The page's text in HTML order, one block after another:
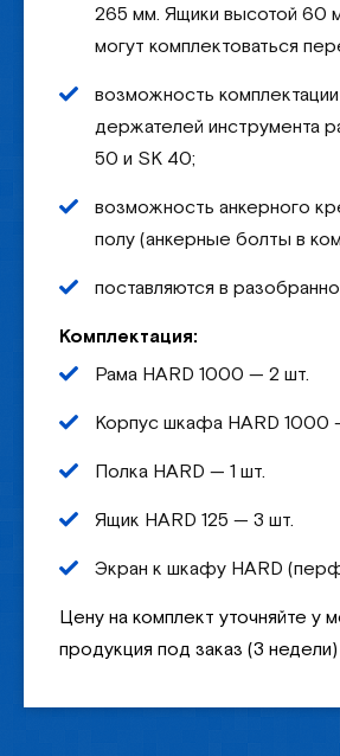
265 мм. Ящики высотой 60
могут комплектоваться
возможность
держателей инструмента
50 и SK 40;
возможность анкерного
полу (анкерные болты в
поставляются в
Комплектация:
Рама HARD 1000 — 2 шт.
Корпус шкафа HARD 1000
Полка HARD — 1 шт.
Ящик HARD 125 — 3 шт.
Экран к шкафу HARD
Цену на комплект уточняйте у
продукция под заказ (3 недели)